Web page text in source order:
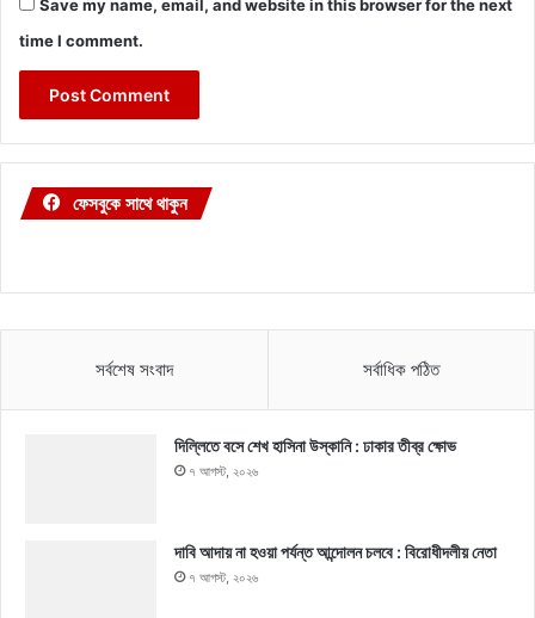
Save my name, email, and website in this browser for the next
time I comment.
ফেসবুকে সাথে থাকুন
সর্বশেষ সংবাদ সর্বাধিক পঠিত
দিল্লিতে বসে শেখ হাসিনা উস্কানি : ঢাকার তীব্র ক্ষোভ
৭ আগস্ট, ২০২৬
দাবি আদায় না হওয়া পর্যন্ত আন্দোলন চলবে : বিরোধীদলীয় নেতা
৭ আগস্ট, ২০২৬